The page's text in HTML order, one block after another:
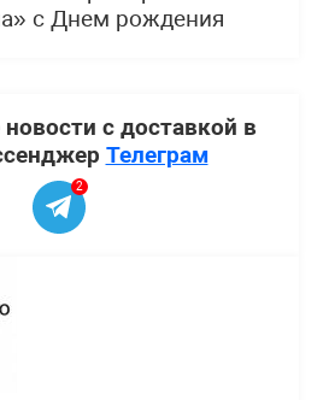
с Днем рождения
с доставкой в
Телеграм
2